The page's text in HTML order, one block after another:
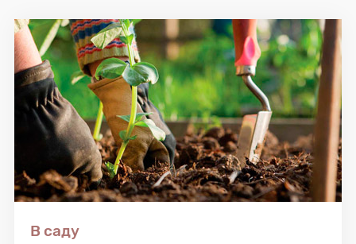
В саду